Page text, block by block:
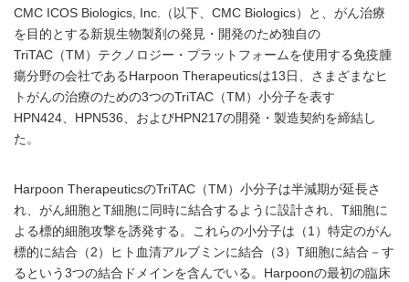
CMC ICOS Biologics, Inc.（以下、CMC Biologics）と、がん治療
を目的とする新規生物製剤の発見・開発のため独自の
TriTAC（TM）テクノロジー・プラットフォームを使用する免疫腫
瘍分野の会社であるHarpoon Therapeuticsは13日、さまざまなヒ
トがんの治療のための3つのTriTAC（TM）小分子を表す
HPN424、HPN536、およびHPN217の開発・製造契約を締結し
た。
Harpoon TherapeuticsのTriTAC（TM）小分子は半減期が延長さ
れ、がん細胞とT細胞に同時に結合するように設計され、T細胞に
よる標的細胞攻撃を誘発する。これらの小分子は（1）特定のがん
標的に結合（2）ヒト血清アルブミンに結合（3）T細胞に結合－す
るという3つの結合ドメインを含んでいる。Harpoonの最初の臨床